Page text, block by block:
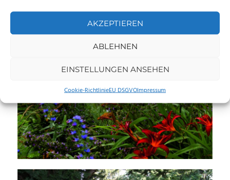
AKZEPTIEREN
ABLEHNEN
EINSTELLUNGEN ANSEHEN
Cookie-RichtlinieEU DSGVOImpressum